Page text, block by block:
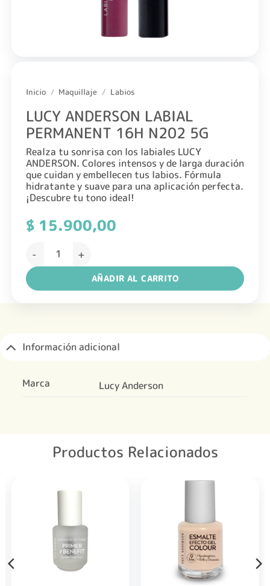
Inicio / Maquillaje / Labios
LUCY ANDERSON LABIAL
PERMANENT 16H N202 5G
Realza tu sonrisa con los labiales LUCY
ANDERSON. Colores intensos y de larga duración
que cuidan y embellecen tus labios. Fórmula
hidratante y suave para una aplicación perfecta.
¡Descubre tu tono ideal!
$15.900,00
LUCY ANDERSON LABIAL PERMANENT 16H N202 5G
AÑADIR AL CARRITO
Información adicional
Marca Lucy Anderson
Productos Relacionados